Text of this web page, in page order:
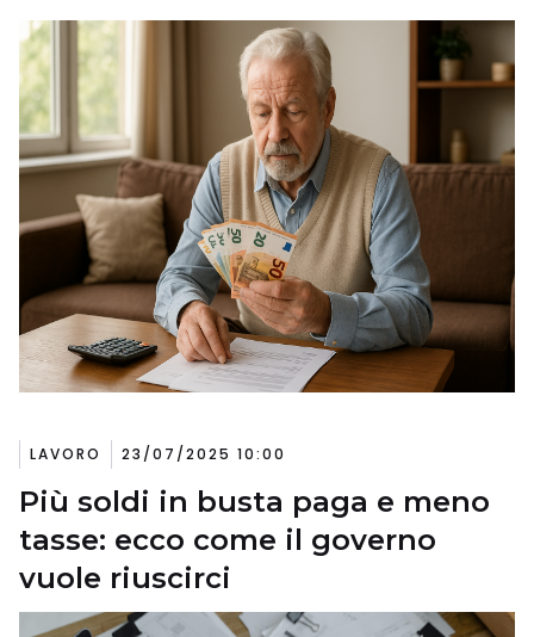
LAVORO 23/07/2025 10:00
Più soldi in busta paga e meno
tasse: ecco come il governo
vuole riuscirci